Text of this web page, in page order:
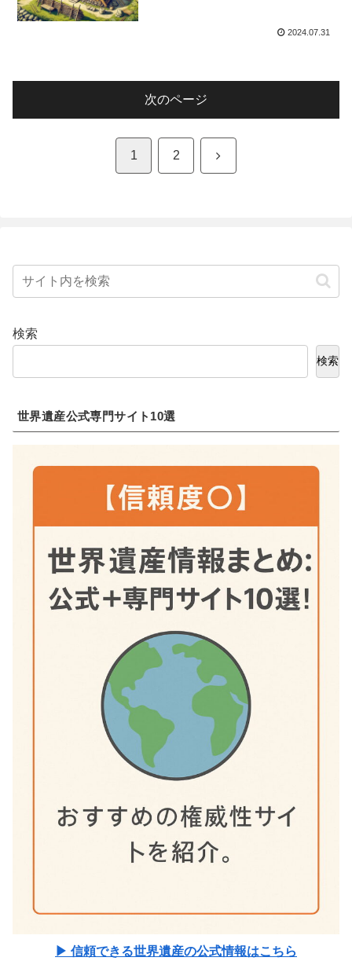
2024.07.31
次のページ
1 2 次
検索
検索
世界遺産公式専門サイト10選
▶ 信頼できる世界遺産の公式情報はこちら